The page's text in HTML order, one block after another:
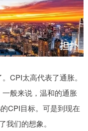
CPI太高代表了通胀。
般来说，温和的通胀
CPI目标。可是到现在
我们的想象。